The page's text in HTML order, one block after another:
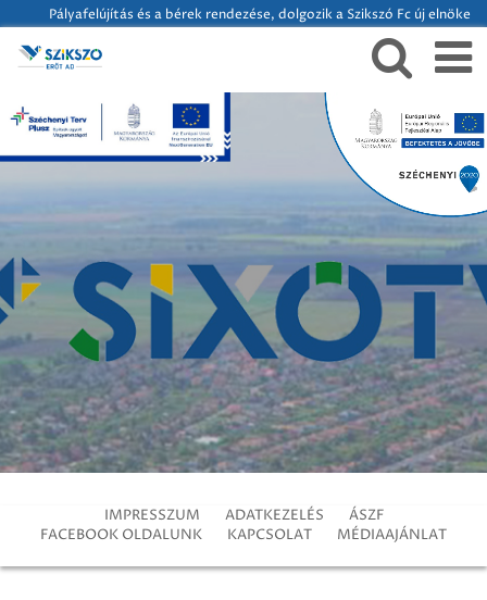
Pályafelújítás és a bérek rendezése, dolgozik a Szikszó Fc új elnöke
IMPRESSZUM ADATKEZELÉS
ÁSZF
FACEBOOK OLDALUNK
KAPCSOLAT MÉDIAAJÁNLAT